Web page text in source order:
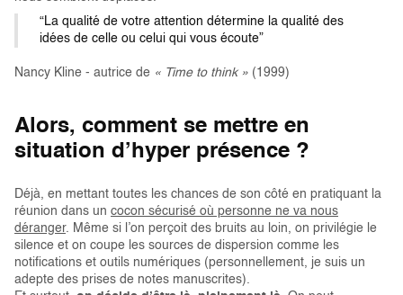
“La qualité de votre attention détermine la qualité des
idées de celle ou celui qui vous écoute”
Nancy Kline - autrice de « Time to think » (1999)
Alors, comment se mettre en
situation d’hyper présence ?
Déjà, en mettant toutes les chances de son côté en pratiquant la
réunion dans un cocon sécurisé où personne ne va nous
déranger. Même si l’on perçoit des bruits au loin, on privilégie le
silence et on coupe les sources de dispersion comme les
notifications et outils numériques (personnellement, je suis un
adepte des prises de notes manuscrites).